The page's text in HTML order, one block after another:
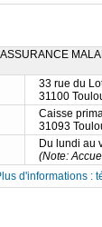
33 rue du
31100
Caisse
31093
Du lundi au
(Note:
d'informations :